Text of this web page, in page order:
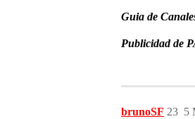
Guia de
Publicidad de
brunoSF 5
23